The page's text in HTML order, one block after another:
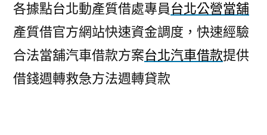
各據點台北動產質借處專員台北公營當舖
產質借官方網站快速資金調度，快速經驗
合法當舖汽車借款方案台北汽車借款提供
借錢週轉救急方法週轉貸款